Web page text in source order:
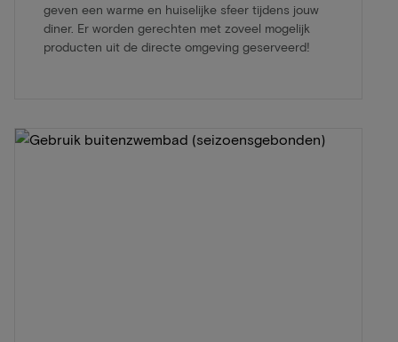
geven een warme en huiselijke sfeer tijdens jouw
diner. Er worden gerechten met zoveel mogelijk
producten uit de directe omgeving geserveerd!